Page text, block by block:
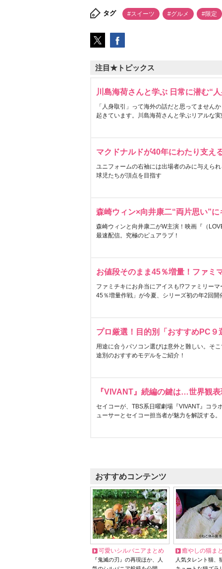
タグ #スイーツ #グルメ #限定
注目★トピックス
川島海荷さんと学ぶ 日常に潜む“
「人身取引」って海外の話だと思ってません
起きています。川島海荷さんと学ぶリアルな
マクドナルドが40年にわたり支え
ユニフォームの右袖には出場者のみに与えら
球児たちが頂点を目指す
森崎ウィン×向井康二“両片思い”
森崎ウィンと向井康二がW主演！映画『（
最速配信。究極のピュアラブ！
お値段そのまま45％増量！ファミ
ファミチキにお弁当にアイスも!?ファミリー
45％増量作戦」が今夏、シリーズ初の年2回開
プロ厳選！目的別「おすすめPC９
用途に合うパソコン選びは意外と難しい。そ
途別のおすすめモデルをご紹介！
『VIVANT』続編の鍵は…世界観
セイコーが、TBS系日曜劇場『VIVANT』コラ
ューサーとセイコー担当者が魅力を解説する。
おすすめコンテンツ
可愛いシルバニアまとめ
『鬼滅の刃』の再現ほか、人
癒やしの猫ま
人気タレント猫